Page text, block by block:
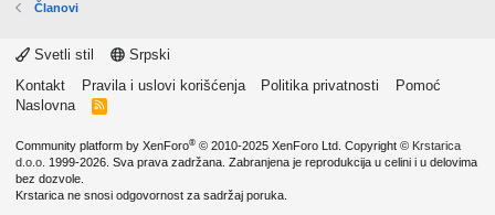
Članovi
Svetli stil
Srpski
Kontakt
Pravila i uslovi korišćenja Politika privatnosti
Pomoć
Naslovna
R
Community platform by XenForo® © 2010-2025 XenForo Ltd. Copyright © Krstarica
d.o.o. 1999-2026. Sva prava zadržana. Zabranjena je reprodukcija u celini i u delovima
bez dozvole.
Krstarica ne snosi odgovornost za sadržaj poruka.